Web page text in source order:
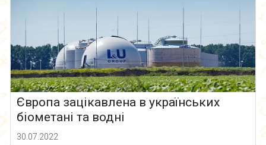
Європа зацікавлена в українських
біометані та водні
30.07.2022